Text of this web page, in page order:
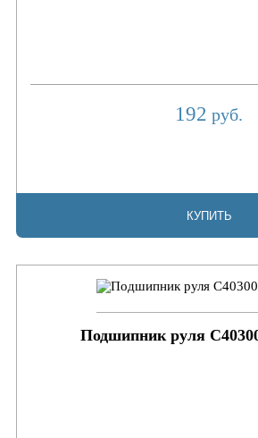
192 руб.
КУПИТЬ
Подшипник руля